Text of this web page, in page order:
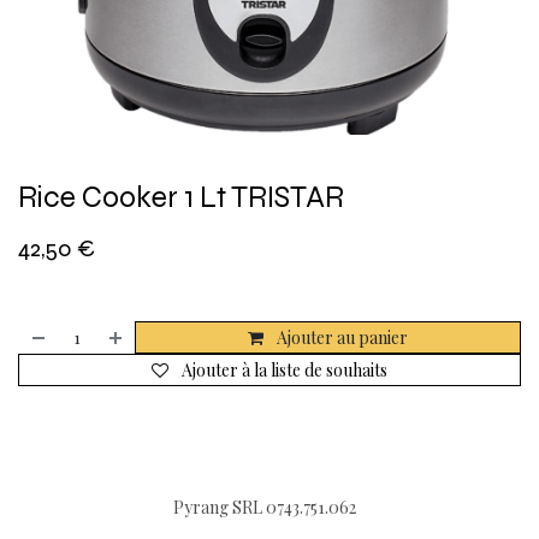
Rice Cooker 1 Lt TRISTAR
42,50 €
Ajouter au panier
Ajouter à la liste de souhaits
Pyrang SRL 0743.751.062